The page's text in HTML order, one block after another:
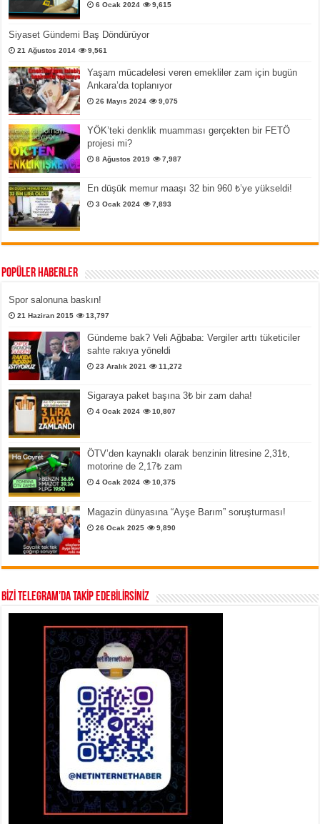
6 Ocak 2024 9,615
Siyaset Gündemi Baş Döndürüyor
21 Ağustos 2014 9,561
Yaşam mücadelesi veren emekliler zam için bugün
Ankara’da toplanıyor
26 Mayıs 2024 9,075
YÖK’teki denklik muamması gerçekten bir FETÖ
projesi mi?
8 Ağustos 2019 7,987
En düşük memur maaşı 32 bin 960 ₺’ye yükseldi!
3 Ocak 2024 7,893
Popüler Haberler
Spor salonuna baskın!
21 Haziran 2015 13,797
Gündeme bak? Veli Ağbaba: Vergiler arttı tüketiciler
sahte rakıya yöneldi
23 Aralık 2021 11,272
Sigaraya paket başına 3₺ bir zam daha!
4 Ocak 2024 10,807
ÖTV’den kaynaklı olarak benzinin litresine 2,31₺,
motorine de 2,17₺ zam
4 Ocak 2024 10,375
Magazin dünyasına “Ayşe Barım” soruşturması!
26 Ocak 2025 9,890
BİZİ TELEGRAM’DA TAKİP EDEBİLİRSİNİZ